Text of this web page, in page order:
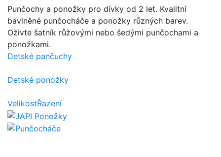
Punčochy a ponožky pro dívky od 2 let. Kvalitní
bavlněné punčocháče a ponožky různých barev.
Oživte šatník růžovými nebo šedými punčochami a
ponožkami.
Detské pančuchy
Detské ponožky
VelikostŘazení